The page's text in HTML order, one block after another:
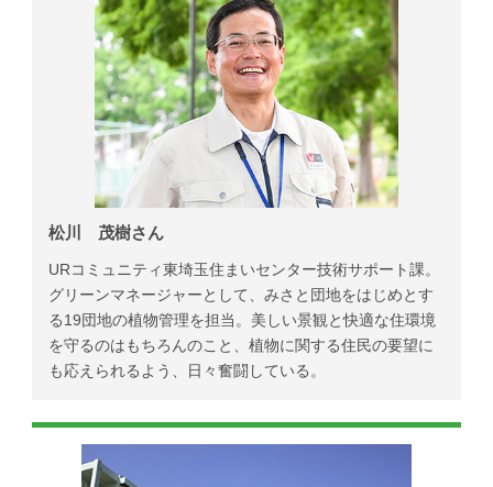
松川 茂樹さん
URコミュニティ東埼玉住まいセンター技術サポート課。
グリーンマネージャーとして、みさと団地をはじめとす
る19団地の植物管理を担当。美しい景観と快適な住環境
を守るのはもちろんのこと、植物に関する住民の要望に
も応えられるよう、日々奮闘している。